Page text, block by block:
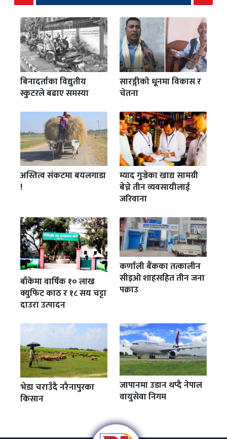
बिनादर्ताका विद्युतीय
स्कुटरले बढाए समस्या
सारङ्गीको धूनमा विकास र
चेतना
अस्तित्व संकटमा बयलगाडा
!
म्याद गुज्रेका खाद्य सामग्री
बेच्ने तीन व्यवसायीलाई
जरिवाना
बाँकेमा वार्षिक १० लाख
क्युफिट काठ र १८ सय चट्टा
दाउरा उत्पादन
कर्णाली बैंकका तत्कालीन
सीइओ शाहसहित तीन जना
पक्राउ
भेडा चराउँदै नरैनापुरका
किसान
जापानमा उडान थप्दै नेपाल
वायुसेवा निगम